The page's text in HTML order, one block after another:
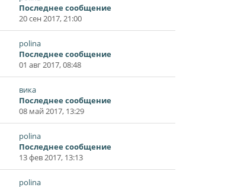
Последнее сообщение
20 сен 2017, 21:00
polina
Последнее сообщение
01 авг 2017, 08:48
вика
Последнее сообщение
08 май 2017, 13:29
polina
Последнее сообщение
13 фев 2017, 13:13
polina